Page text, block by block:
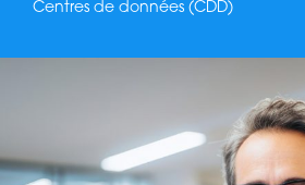
Centres de données (CDD)